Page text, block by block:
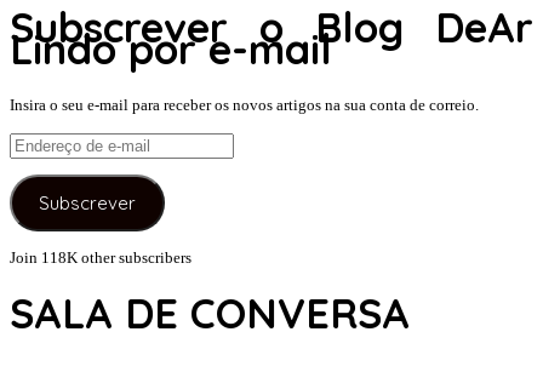
Subscrever o Blog DeAr
Lindo por e-mail
Insira o seu e-mail para receber os novos artigos na sua conta de correio.
Endereço
de
e-
mail
Subscrever
Join 118K other subscribers
SALA DE CONVERSA